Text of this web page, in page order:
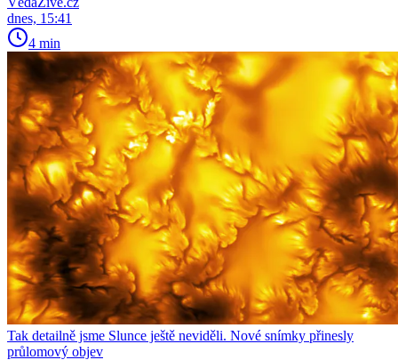
dnes, 15:41
4 min
Tak detailně jsme Slunce ještě neviděli. Nové snímky přinesly
průlomový objev